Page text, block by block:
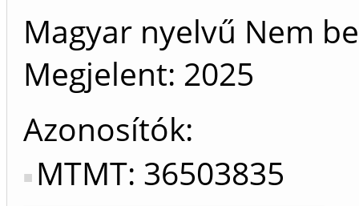
Magyar nyelvű Nem
Megjelent: 2025
Azonosítók
MTMT: 36503835